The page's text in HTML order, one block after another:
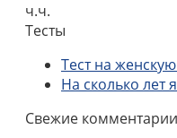
ч.ч.
Тесты
Тест на
На сколько лет
Свежие комментарии